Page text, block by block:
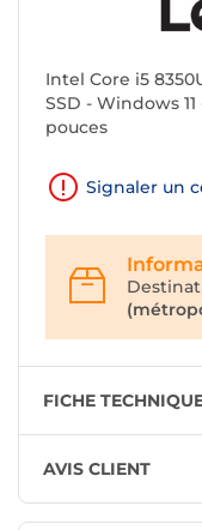
Intel Core i5
SSD - Windows
pouces
Signaler un
FICHE
AVIS CLIENT